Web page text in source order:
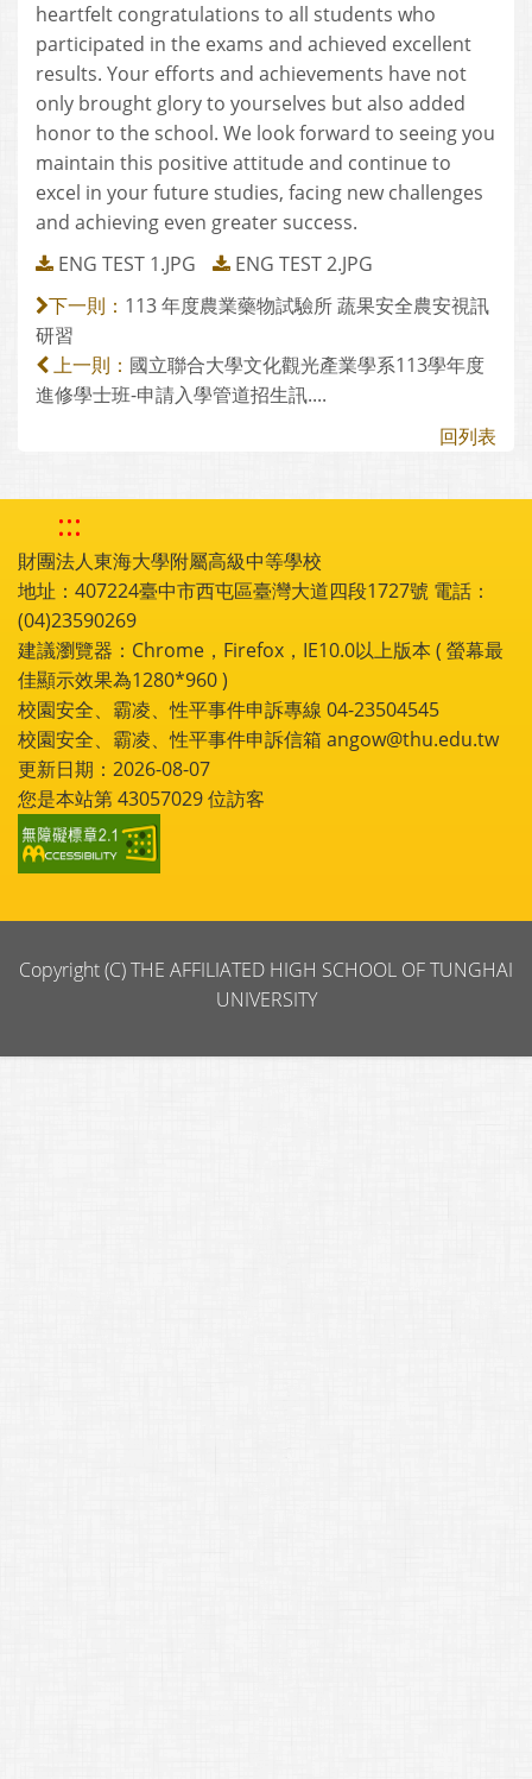
heartfelt congratulations to all students who
participated in the exams and achieved excellent
results. Your efforts and achievements have not
only brought glory to yourselves but also added
honor to the school. We look forward to seeing you
maintain this positive attitude and continue to
excel in your future studies, facing new challenges
and achieving even greater success.
ENG TEST 1.JPG
ENG TEST 2.JPG
下一則： 113 年度農業藥物試驗所 蔬果安全農安視訊
研習
上一則： 國立聯合大學文化觀光產業學系113學年度
進修學士班-申請入學管道招生訊....
回列表
:::
財團法人東海大學附屬高級中等學校
地址：407224臺中市西屯區臺灣大道四段1727號 電話：
(04)23590269
建議瀏覽器：Chrome，Firefox，IE10.0以上版本 ( 螢幕最
佳顯示效果為1280*960 )
校園安全、霸凌、性平事件申訴專線 04-23504545
校園安全、霸凌、性平事件申訴信箱 angow@thu.edu.tw
更新日期：2026-08-07
您是本站第43057029位訪客
Copyright (C) THE AFFILIATED HIGH SCHOOL OF TUNGHAI
UNIVERSITY